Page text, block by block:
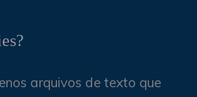
arquivos de texto que